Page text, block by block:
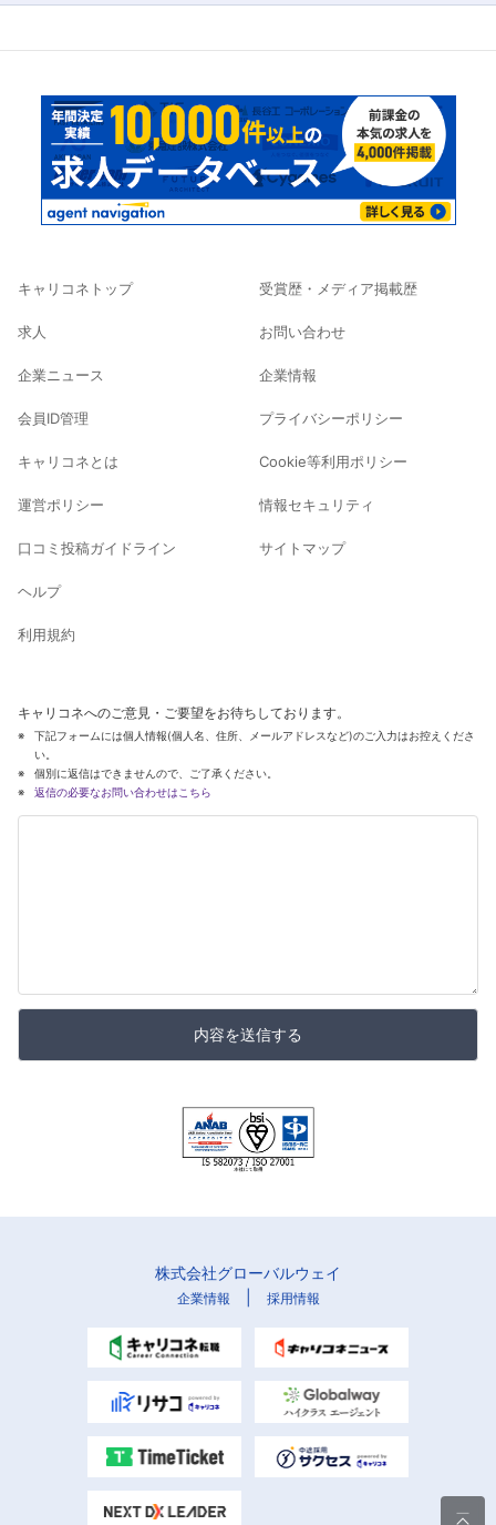
キャリコネトップ
求人
企業ニュース
会員ID管理
キャリコネとは
運営ポリシー
口コミ投稿ガイドライン
ヘルプ
利用規約
受賞歴・メディア掲載歴
お問い合わせ
企業情報
プライバシーポリシー
Cookie等利用ポリシー
情報セキュリティ
サイトマップ
キャリコネへのご意見・ご要望をお待ちしております。
下記フォームには個人情報(個人名、住所、メールアドレスなど)のご入力はお控えくださ
い。
個別に返信はできませんので、ご了承ください。
返信の必要なお問い合わせはこちら
内容を送信する
株式会社グローバルウェイ
企業情報 採用情報
